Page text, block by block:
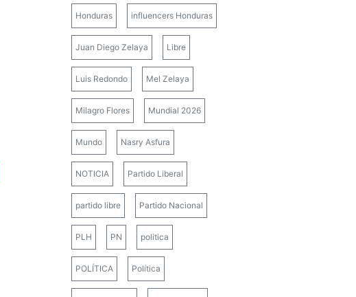
Honduras influencers Honduras
Juan Diego Zelaya Libre
Luis Redondo Mel Zelaya
Milagro Flores Mundial 2026
Mundo Nasry Asfura
NOTICIA Partido Liberal
partido libre Partido Nacional
PLH PN politica
POLÍTICA Política